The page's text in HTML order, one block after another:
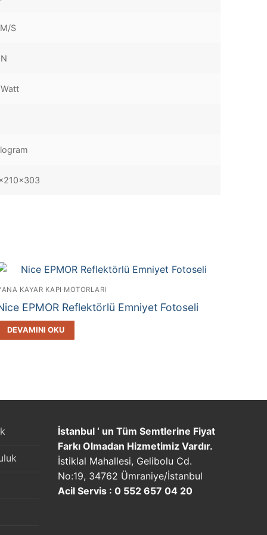
S
KAYAR KAPI MOTORLARI
EPMOR Reflektörlü Emniyet Fotoseli
DEVAMINI OKU
İstanbul ‘ un Tüm Semtlerine Fiyat
Farkı Olmadan Hizmetimiz Vardır.
İstiklal Mahallesi, Gelibolu Cd.
No:19, 34762 Ümraniye/İstanbul
Acil Servis : 0 552 657 04 20